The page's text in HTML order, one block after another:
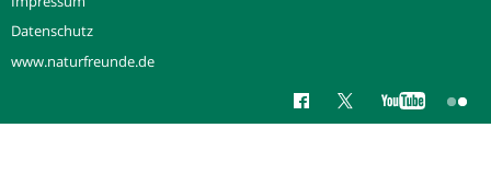
Datenschutz
www.naturfreunde.de